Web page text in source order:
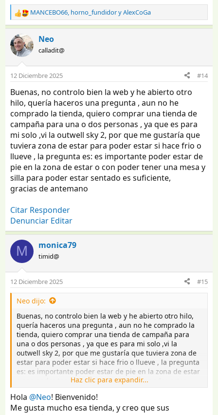
R
e
a
c
c
o
n
s
:
MANCEBO66 horno_fundidoryAlexCoGa
Neo
calladit@
12 Diciembre 2025 #14
Buenas, no controlo bien la web y he abierto otro
hilo, quería haceros una pregunta , aun no he
comprado la tienda, quiero comprar una tienda de
campaña para una o dos personas , ya que es para
mi solo ,vi la outwell sky 2, por que me gustaría que
tuviera zona de estar para poder estar si hace frio o
llueve , la pregunta es: es importante poder estar de
pie en la zona de estar o con poder tener una mesa y
silla para poder estar sentado es suficiente,
gracias de antemano
Citar Responder
Denunciar Editar
M monica79
timid@
12 Diciembre 2025 #15
Neo dijo:
Buenas, no controlo bien la web y he abierto otro hilo,
quería haceros una pregunta , aun no he comprado la
tienda, quiero comprar una tienda de campaña para
una o dos personas , ya que es para mi solo ,vi la
outwell sky 2, por que me gustaría que tuviera zona de
estar para poder estar si hace frio o llueve , la pregunta
es: es importante poder estar de pie en la zona de estar
o con poder tener una mesa y silla para poder estar
sentado es suficiente,
gracias de antemano
Haz clic para expandir...
Hola @Neo! Bienvenido!
Me gusta mucho esa tienda, y creo que sus